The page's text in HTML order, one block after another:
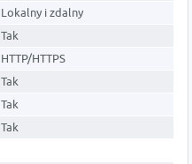
Lokalny i zdalny
Tak
HTTP/HTTPS
Tak
Tak
Tak